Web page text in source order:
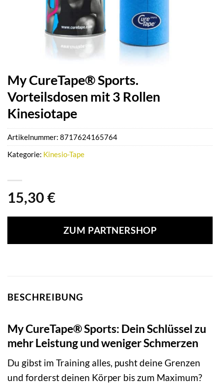
My CureTape® Sports.
Vorteilsdosen mit 3 Rollen
Kinesiotape
15,30 €
ZUM PARTNERSHOP
Artikelnummer: 8717624165764
Kategorie: Kinesio-Tape
BESCHREIBUNG
My CureTape® Sports: Dein Schlüssel zu
mehr Leistung und weniger Schmerzen
Du gibst im Training alles, pusht deine Grenzen
und forderst deinen Körper bis zum Maximum?